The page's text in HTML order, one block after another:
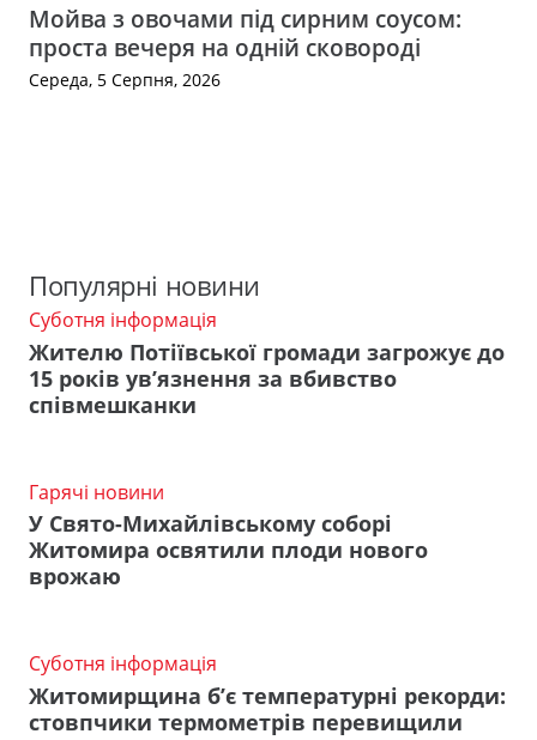
Мойва з овочами під сирним соусом:
проста вечеря на одній сковороді
Середа, 5 Серпня, 2026
Популярні новини
Суботня інформація
Жителю Потіївської громади загрожує до
15 років ув’язнення за вбивство
співмешканки
Гарячі новини
У Свято-Михайлівському соборі
Житомира освятили плоди нового
врожаю
Суботня інформація
Житомирщина б’є температурні рекорди:
стовпчики термометрів перевищили